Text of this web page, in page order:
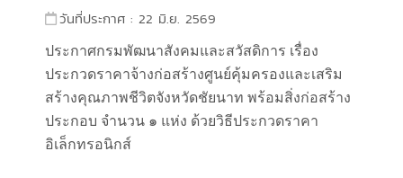
วันที่ประกาศ : 22 มิ.ย. 2569
ประกาศกรมพัฒนาสังคมและสวัสดิการ เรื่อง
ประกวดราคาจ้างก่อสร้างศูนย์คุ้มครองและเสริม
สร้างคุณภาพชีวิตจังหวัดชัยนาท พร้อมสิ่งก่อสร้าง
ประกอบ จำนวน ๑ แห่ง ด้วยวิธีประกวดราคา
อิเล็กทรอนิกส์